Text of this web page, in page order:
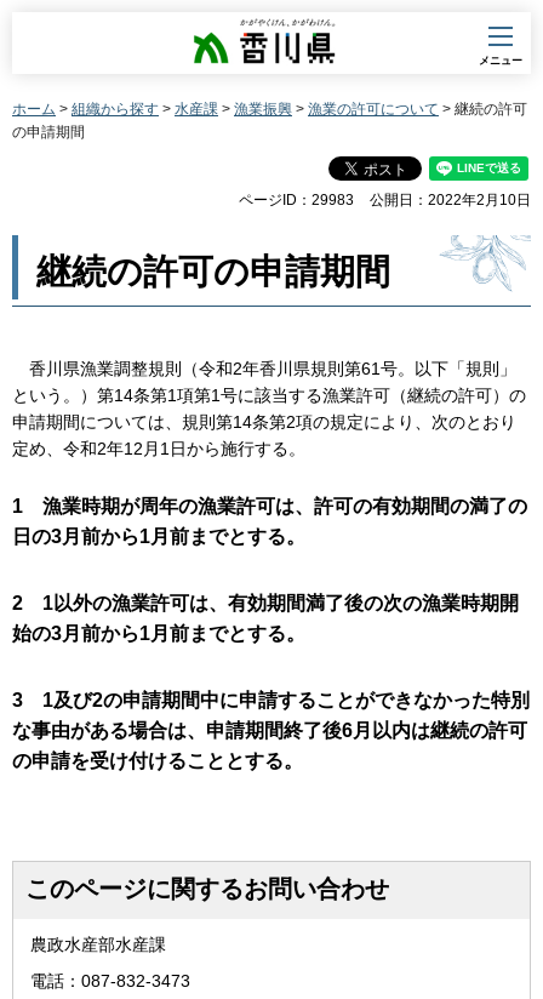
香川県
メニュー
ホーム > 組織から探す > 水産課 > 漁業振興 > 漁業の許可について > 継続の許可
の申請期間
ページID：29983 公開日：2022年2月10日
継続の許可の申請期間
香川県漁業調整規則（令和2年香川県規則第61号。以下「規則」
という。）第14条第1項第1号に該当する漁業許可（継続の許可）の
申請期間については、規則第14条第2項の規定により、次のとおり
定め、令和2年12月1日から施行する。
1 漁業時期が周年の漁業許可は、許可の有効期間の満了の
日の3月前から1月前までとする。
2 1以外の漁業許可は、有効期間満了後の次の漁業時期開
始の3月前から1月前までとする。
3 1及び2の申請期間中に申請することができなかった特別
な事由がある場合は、申請期間終了後6月以内は継続の許可
の申請を受け付けることとする。
このページに関するお問い合わせ
農政水産部水産課
電話：087-832-3473